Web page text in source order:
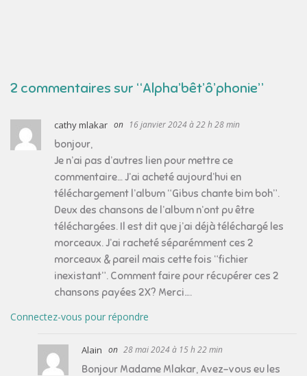
2 commentaires sur “Alpha’bêt’ô’phonie”
cathy mlakar 16 janvier 2024 à 22 h 28 min
bonjour,
Je n’ai pas d’autres lien pour mettre ce
commentaire… J’ai acheté aujourd’hui en
téléchargement l’album “Gibus chante bim boh”.
Deux des chansons de l’album n’ont pu être
téléchargées. Il est dit que j’ai déjà téléchargé les
morceaux. J’ai racheté séparémment ces 2
morceaux & pareil mais cette fois “fichier
inexistant”. Comment faire pour récupérer ces 2
chansons payées 2X? Merci….
Connectez-vous pour répondre
Alain 28 mai 2024 à 15 h 22 min
Bonjour Madame Mlakar, Avez-vous eu les